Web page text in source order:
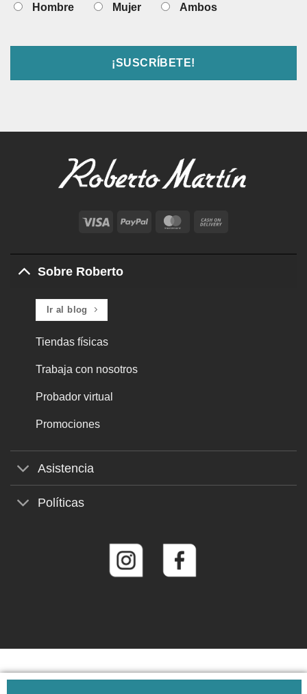
Hombre
Mujer Ambos
Visa PayPal MasterCard
Delivery
Sobre Roberto
Ir al blog
Tiendas físicas
Trabaja con nosotros
Probador virtual
Promociones
Asistencia
Políticas
© 2026Roberto Martín Gafas de Sol